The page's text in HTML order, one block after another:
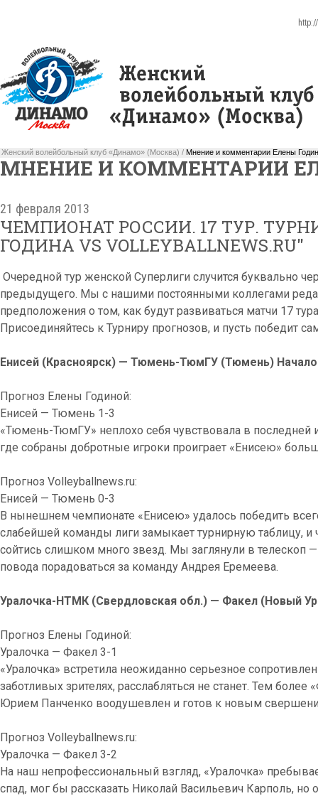
Женский волейбольный клуб «Динамо» (Москва) / Мнение и комментарии Елены
МНЕНИЕ И КОММЕНТАРИИ
21 февраля 2013
ЧЕМПИОНАТ РОССИИ. 17 ТУР.
ГОДИНА VS VOLLEYBALLNEWS.RU"
Очередной тур женской Суперлиги случится буквально
предыдущего. Мы с нашими постоянными коллегами
предположения о том, как будут развиваться матчи 17
Присоединяйтесь к Турниру прогнозов, и пусть победит
Енисей (Красноярск) — Тюмень-ТюмГУ (Тюмень)
Прогноз Елены Годиной:
Енисей — Тюмень 1-3
«Тюмень-ТюмГУ» неплохо себя чувствовала в последней
где собраны добротные игроки проиграет «Енисею»
Прогноз Volleyballnews.ru:
Енисей — Тюмень 0-3
В нынешнем чемпионате «Енисею» удалось победить
слабейшей команды лиги замыкает турнирную таблицу, и
сойтись слишком много звезд. Мы заглянули в телескоп
повода порадоваться за команду Андрея Еремеева.
Уралочка-НТМК (Свердловская обл.) — Факел (Новый
Прогноз Елены Годиной:
Уралочка — Факел 3-1
«Уралочка» встретила неожиданно серьезное
заботливых зрителях, расслабляться не станет. Тем
Юрием Панченко воодушевлен и готов к новым
Прогноз Volleyballnews.ru:
Уралочка — Факел 3-2
На наш непрофессиональный взгляд, «Уралочка»
спад, мог бы рассказать Николай Васильевич Карполь, но